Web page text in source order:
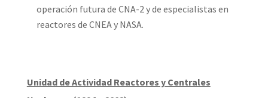
operación futura de CNA-2 y de especialistas en
reactores de CNEA y NASA.
Unidad de Actividad Reactores y Centrales